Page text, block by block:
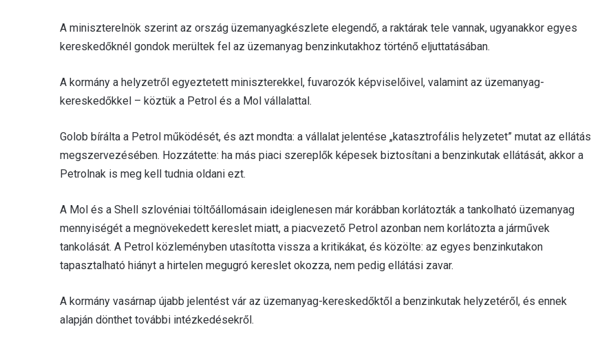
A miniszterelnök szerint az ország üzemanyagkészlete elegendő, a raktárak tele vannak, ugyanakkor egyes
kereskedőknél gondok merültek fel az üzemanyag benzinkutakhoz történő eljuttatásában.
A kormány a helyzetről egyeztetett miniszterekkel, fuvarozók képviselőivel, valamint az üzemanyag-
kereskedőkkel – köztük a Petrol és a Mol vállalattal.
Golob bírálta a Petrol működését, és azt mondta: a vállalat jelentése „katasztrofális helyzetet” mutat az ellátás
megszervezésében. Hozzátette: ha más piaci szereplők képesek biztosítani a benzinkutak ellátását, akkor a
Petrolnak is meg kell tudnia oldani ezt.
A Mol és a Shell szlovéniai töltőállomásain ideiglenesen már korábban korlátozták a tankolható üzemanyag
mennyiségét a megnövekedett kereslet miatt, a piacvezető Petrol azonban nem korlátozta a járművek
tankolását. A Petrol közleményben utasította vissza a kritikákat, és közölte: az egyes benzinkutakon
tapasztalható hiányt a hirtelen megugró kereslet okozza, nem pedig ellátási zavar.
A kormány vasárnap újabb jelentést vár az üzemanyag-kereskedőktől a benzinkutak helyzetéről, és ennek
alapján dönthet további intézkedésekről.